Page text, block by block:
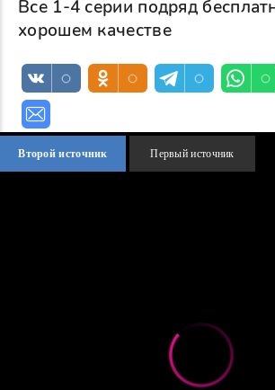
Все 1-4 серии подряд
хорошем качестве
Второй источник Первый источник